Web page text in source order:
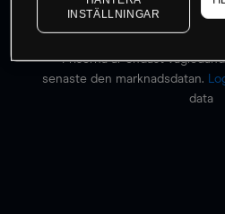
Priserna är endast
senaste den marknadsdatan.
data
INSTÄLLNINGAR